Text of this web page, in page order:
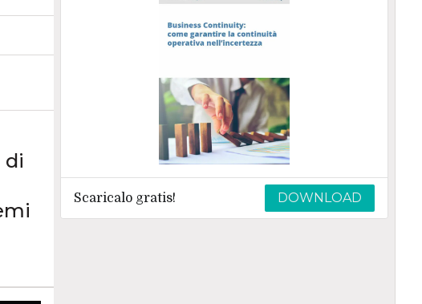
di
Scaricalo gratis! DOWNLOAD